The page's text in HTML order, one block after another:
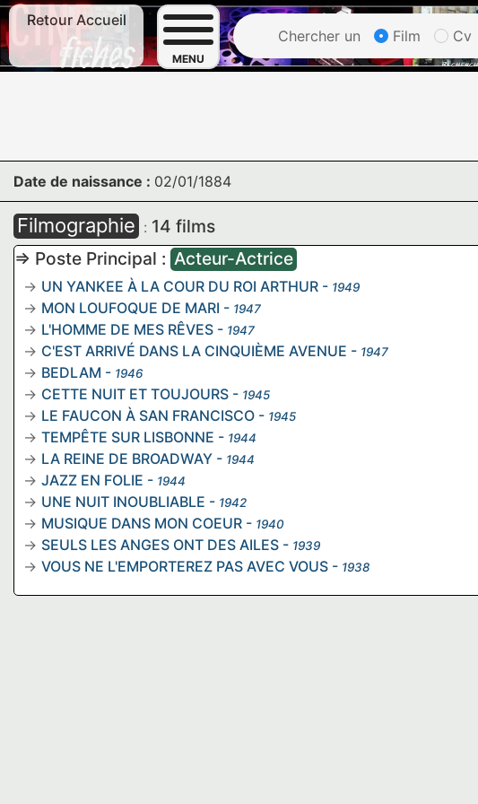
Retour Accueil
MENU
Chercher un Film Cv
Date de naissance : 02/01/1884
Filmographie : 14 films
=> Poste Principal : Acteur-Actrice
UN YANKEE À LA COUR DU ROI ARTHUR - 1949
MON LOUFOQUE DE MARI - 1947
L'HOMME DE MES RÊVES - 1947
C'EST ARRIVÉ DANS LA CINQUIÈME AVENUE - 1947
BEDLAM - 1946
CETTE NUIT ET TOUJOURS - 1945
LE FAUCON À SAN FRANCISCO - 1945
TEMPÊTE SUR LISBONNE - 1944
LA REINE DE BROADWAY - 1944
JAZZ EN FOLIE - 1944
UNE NUIT INOUBLIABLE - 1942
MUSIQUE DANS MON COEUR - 1940
SEULS LES ANGES ONT DES AILES - 1939
VOUS NE L'EMPORTEREZ PAS AVEC VOUS - 1938